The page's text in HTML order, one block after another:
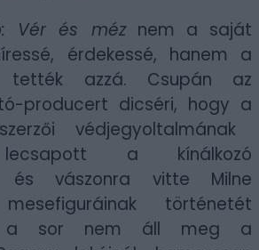
Vér és méznem a saját
érdekessé, hanem a
tették azzá. Csupán az
producert dicséri, hogy a
védjegyoltalmának
a kínálkozó
és vászonra vitte Milne
történetét
a sor nem áll meg a